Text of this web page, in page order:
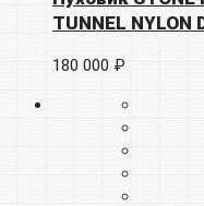
TUNNEL NYLON
180 000 ₽